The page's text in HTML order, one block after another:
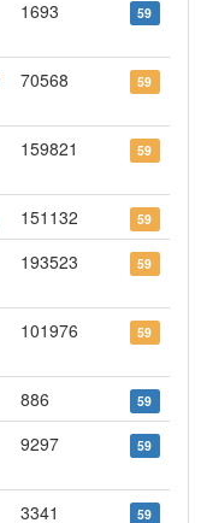
1693 59
70568 59
159821 59
151132 59
193523 59
101976 59
886 59
9297 59
3341 59